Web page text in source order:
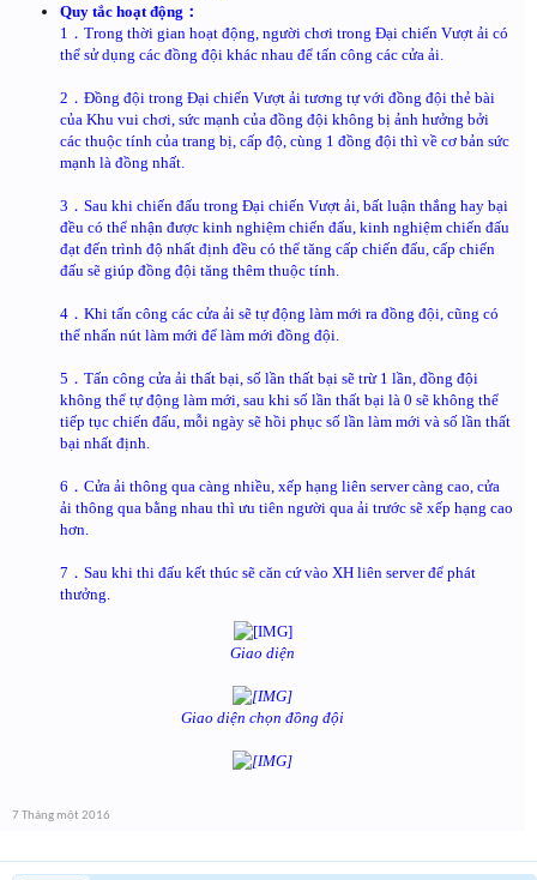
Quy tắc hoạt động：
1．Trong thời gian hoạt động, người chơi trong Đại chiến Vượt ải có
thể sử dụng các đồng đội khác nhau để tấn công các cửa ải.
2．Đồng đội trong Đại chiến Vượt ải tương tự với đồng đội thẻ bài
của Khu vui chơi, sức mạnh của đồng đội không bị ảnh hưởng bởi
các thuộc tính của trang bị, cấp độ, cùng 1 đồng đội thì về cơ bản sức
mạnh là đồng nhất.
3．Sau khi chiến đấu trong Đại chiến Vượt ải, bất luận thắng hay bại
đều có thể nhận được kinh nghiệm chiến đấu, kinh nghiệm chiến đấu
đạt đến trình độ nhất định đều có thể tăng cấp chiến đấu, cấp chiến
đấu sẽ giúp đồng đội tăng thêm thuộc tính.
4．Khi tấn công các cửa ải sẽ tự động làm mới ra đồng đội, cũng có
thể nhấn nút làm mới để làm mới đồng đội.
5．Tấn công cửa ải thất bại, số lần thất bại sẽ trừ 1 lần, đồng đội
không thể tự động làm mới, sau khi số lần thất bại là 0 sẽ không thể
tiếp tục chiến đấu, mỗi ngày sẽ hồi phục số lần làm mới và số lần thất
bại nhất định.
6．Cửa ải thông qua càng nhiều, xếp hạng liên server càng cao, cửa
ải thông qua bằng nhau thì ưu tiên người qua ải trước sẽ xếp hạng cao
hơn.
7．Sau khi thi đấu kết thúc sẽ căn cứ vào XH liên server để phát
thưởng.
Giao diện
Giao diện chọn đồng đội
7 Tháng một 2016